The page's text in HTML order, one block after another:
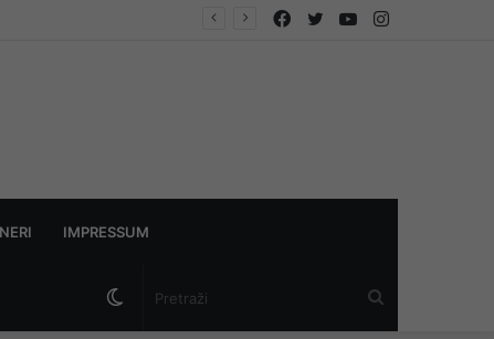
tokom noći Instagram
YouTube
Twitter
Facebook
IMPRESSUM
Switch